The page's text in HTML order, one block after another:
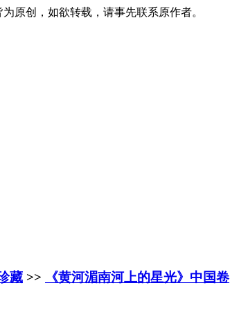
原创，如欲转载，请事先联系原作者。
藏 >> 《黄河湄南河上的星光》中国卷